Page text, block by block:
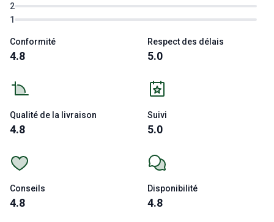
2
1
Conformité
4.8
Respect des délais
5.0
Qualité de la livraison
4.8
Suivi
5.0
Conseils
4.8
Disponibilité
4.8